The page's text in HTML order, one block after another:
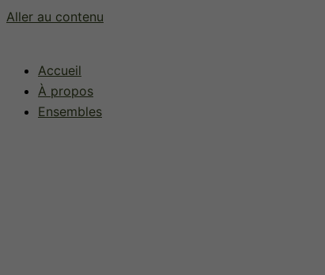
Aller au contenu
Accueil
À propos
Ensembles